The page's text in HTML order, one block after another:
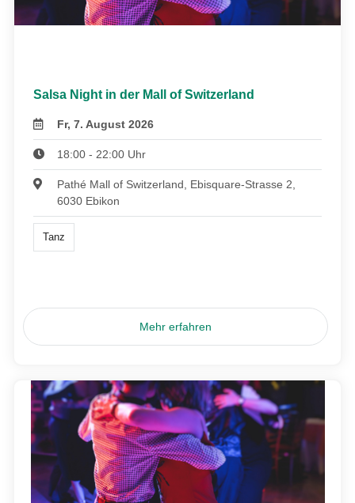
Salsa Night in der Mall of Switzerland
Fr, 7. August 2026
18:00 - 22:00 Uhr
Pathé Mall of Switzerland, Ebisquare-Strasse 2,
6030 Ebikon
Tanz
Mehr erfahren